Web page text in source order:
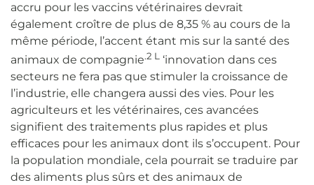
accru pour les vaccins vétérinaires devrait
également croître de plus de 8,35 % au cours de la
même période, l’accent étant mis sur la santé des
animaux de compagnie.2 L
‘innovation dans ces
secteurs ne fera pas que stimuler la croissance de
l’industrie, elle changera aussi des vies. Pour les
agriculteurs et les vétérinaires, ces avancées
signifient des traitements plus rapides et plus
efficaces pour les animaux dont ils s’occupent. Pour
la population mondiale, cela pourrait se traduire par
des aliments plus sûrs et des animaux de